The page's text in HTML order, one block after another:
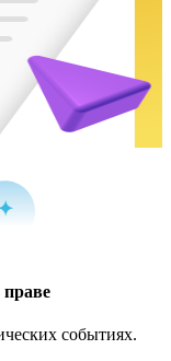
событиях.